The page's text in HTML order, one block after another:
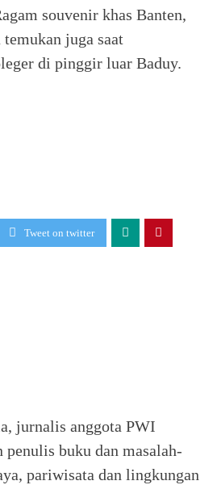
souvenir khas Banten,
juga saat
di pinggir luar Baduy.
Tweet on twitter
jurnalis anggota PWI
penulis buku dan masalah-
pariwisata dan lingkungan